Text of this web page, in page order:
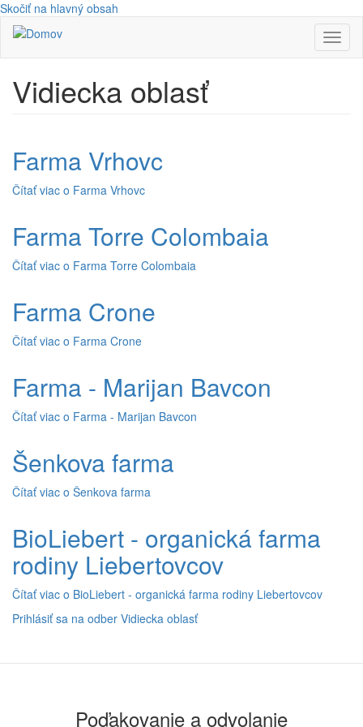
Skočiť na hlavný obsah
Vidiecka oblasť
Farma Vrhovc
Čítať viac o Farma Vrhovc
Farma Torre Colombaia
Čítať viac o Farma Torre Colombaia
Farma Crone
Čítať viac o Farma Crone
Farma - Marijan Bavcon
Čítať viac o Farma - Marijan Bavcon
Šenkova farma
Čítať viac o Šenkova farma
BioLiebert - organická farma
rodiny Liebertovcov
Čítať viac o BioLiebert - organická farma rodiny Liebertovcov
Prihlásiť sa na odber Vidiecka oblasť
Poďakovanie a odvolanie